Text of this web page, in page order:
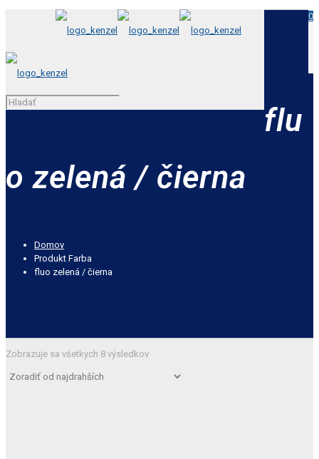
0
flu
o zelená / čierna
Domov
Produkt Farba
fluo zelená / čierna
Zobrazuje sa všetkych 8 výsledkov